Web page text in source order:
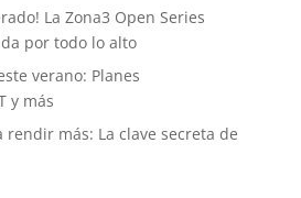
La Zona3 Open Series
por todo lo alto
verano: Planes
y más
más: La clave secreta de